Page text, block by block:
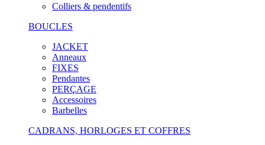
Colliers & pendentifs
BOUCLES
JACKET
Anneaux
FIXES
Pendantes
PERÇAGE
Accessoires
Barbelles
CADRANS, HORLOGES ET COFFRES